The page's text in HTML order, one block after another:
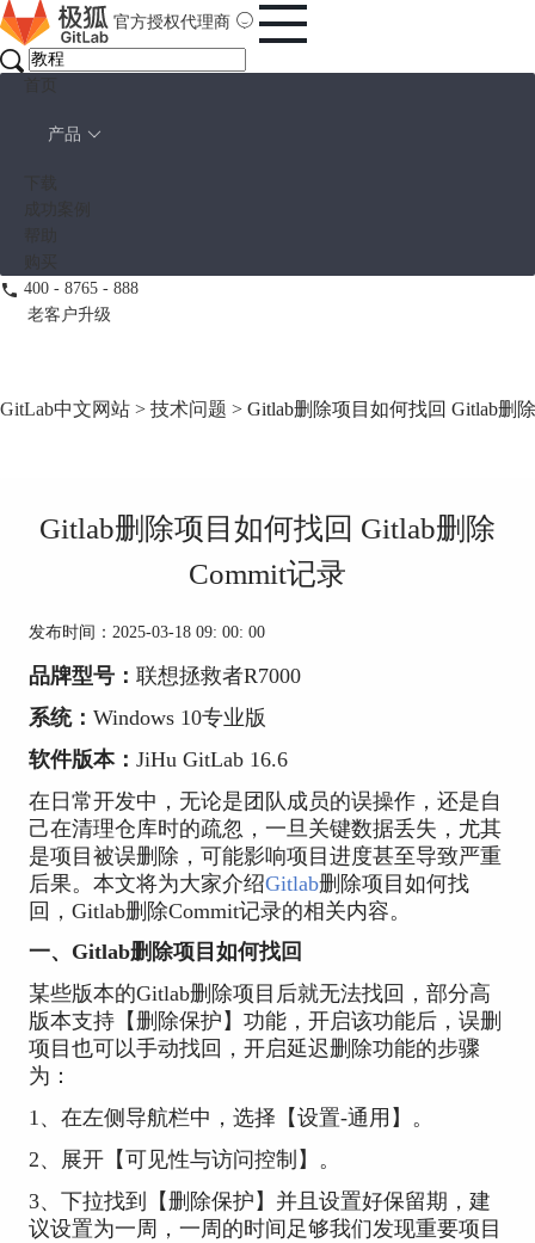
官方授权代理商
产品
400 - 8765 - 888
老客户升级
GitLab中文网站 > 技术问题 > Gitlab删除项目如何找回 Gitlab删
Gitlab删除项目如何找回 Gitlab删除
Commit记录
发布时间：2025-03-18 09: 00: 00
品牌型号： 联想拯救者R7000
系统： Windows 10专业版
软件版本： JiHu GitLab 16.6
在日常开发中，无论是团队成员的误操作，还是自
己在清理仓库时的疏忽，一旦关键数据丢失，尤其
是项目被误删除，可能影响项目进度甚至导致严重
后果。本文将为大家介绍Gitlab删除项目如何找
回，Gitlab删除Commit记录的相关内容。
一、Gitlab删除项目如何找回
某些版本的Gitlab删除项目后就无法找回，部分高
版本支持【删除保护】功能，开启该功能后，误删
项目也可以手动找回，开启延迟删除功能的步骤
为：
1、在左侧导航栏中，选择【设置-通用】。
2、展开【可见性与访问控制】。
3、下拉找到【删除保护】并且设置好保留期，建
议设置为一周，一周的时间足够我们发现重要项目